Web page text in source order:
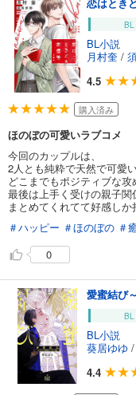
BL
BL小説
月村奎 /
4.5
購入済み
ほのぼの可愛いラブコメ
今回のカップルは、
2人とも純粋で天然で可愛
どこまでもポジティブな攻
最後は上手く受けの親子関
まとめてくれてて好感しか
＃ハッピー ＃ほのぼの ＃
0
BL
BL小説
葵居ゆゆ /
4.4